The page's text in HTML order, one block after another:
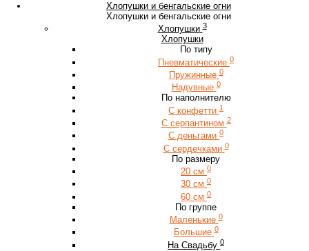
Хлопушки и бенгальские огни
Хлопушки и бенгальские огни
Хлопушки 3
Хлопушки
По типу
Пневматические 0
Пружинные 0
Надувные 0
По наполнителю
С конфетти 1
С серпантином 2
С деньгами 0
С сердечками 0
По размеру
20 см 0
30 см 0
60 см 0
По группе
Маленькие 0
Большие 0
На Свадьбу 0